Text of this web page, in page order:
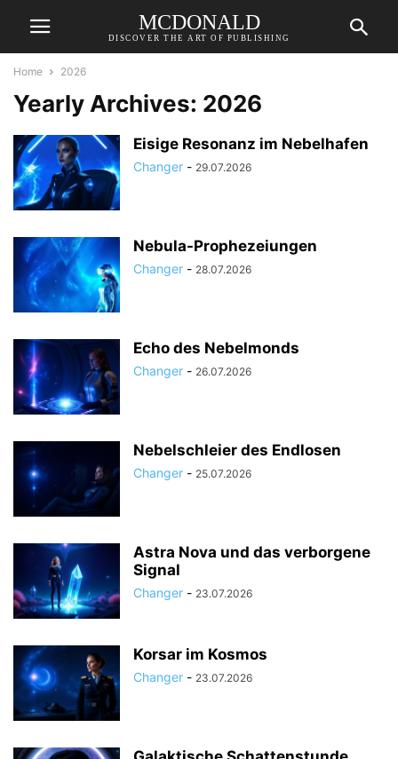
MCDONALD
DISCOVER THE ART OF PUBLISHING
Home 2026
Yearly Archives: 2026
Eisige Resonanz im Nebelhafen
Changer - 29.07.2026
Nebula-Prophezeiungen
Changer - 28.07.2026
Echo des Nebelmonds
Changer - 26.07.2026
Nebelschleier des Endlosen
Changer - 25.07.2026
Astra Nova und das verborgene
Signal
Changer - 23.07.2026
Korsar im Kosmos
Changer - 23.07.2026